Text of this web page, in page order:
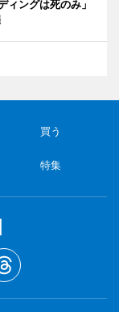
ングは死のみ」
買う
特集